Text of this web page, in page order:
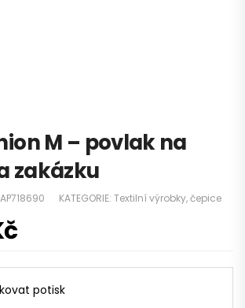
M – povlak na
zakázku
AP718690 KATEGORIE: Textilní výrobky, čepice
potisk